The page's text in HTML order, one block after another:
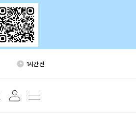
2시간 전
1시간 전